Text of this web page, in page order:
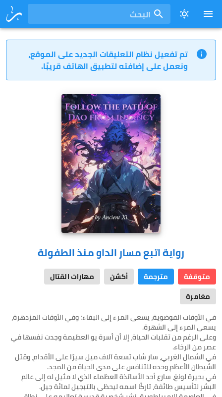
البحث
تم تفعيل نظام التعليقات الجديد على الموقع،
ونعمل على إضافته لتطبيق الهاتف قريبًا.
رواية اتبع مسار الداو منذ الطفولة
متوقفة مترجمة أكشن
مهارات القتال
مغامرة
في الأوقات الفوضوية، يسعى المرء إلى البقاء؛ وفي الأوقات المزدهرة،
وعلى الرغم من تقلبات الحياة، إلا أن أسرة يو العظيمة وجدت نفسها في
في الشمال الغربي، سار شاب تسعة آلاف ميل سيرًا على الأقدام، وقتل
في بحيرة لونغ، سارع أحد الأساتذة العظماء الذي لا مثيل له إلى عالم